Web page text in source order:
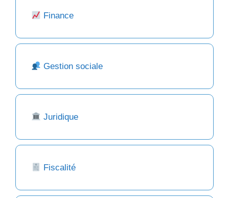
Finance
Gestion sociale
Juridique
Fiscalité